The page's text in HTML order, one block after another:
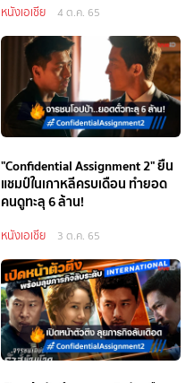
หนังเอเชีย 4 ต.ค. 65
"Confidential Assignment 2" ยืน
แชมป์ในเกาหลีครบเดือน ทำยอด
คนดูทะลุ 6 ล้าน!
หนังเอเชีย 3 ต.ค. 65